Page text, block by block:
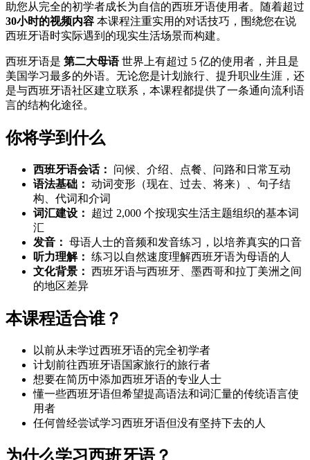
助您从完全的初学者成长为自信的西班牙语使用者。随着超过
30小时的视频内容 本课程注重实用的对话技巧，围绕您在说
西班牙语时实际遇到的现实生活场景而构建。
西班牙语是 第二大母语世界上有超过 5 亿的使用者，并且是
美国学习最多的外语。无论您是计划旅行、提升职业生涯，还
是与西班牙语社区建立联系，本课程都提供了一条通向流利语
言的结构化途径。
你将学到什么
西班牙语会话：
问候、介绍、点餐、问路和日常互动
语法基础： 动词变形（现在、过去、将来）、句子结
构、代词和介词
词汇建设：
超过 2,000 个按现实生活主题组织的基本词
汇
发音： 母语人士的音频和发音练习，以培养真实的口音
听力理解： 练习以自然速度理解西班牙语为母语的人
文化背景： 西班牙语与西班牙、墨西哥和拉丁美洲之间
的地区差异
本课程适合谁？
以前从未学过西班牙语的完全初学者
计划前往西班牙语国家旅行的旅行者
想要在简历中添加西班牙语的专业人士
懂一些西班牙语但希望提高语法和词汇量的传统语言使
用者
任何曾经尝试学习西班牙语但没有坚持下去的人
为什么学习西班牙语？